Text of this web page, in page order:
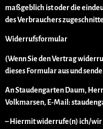
maßgeblich ist oder die
des Verbrauchers
Widerrufsformular
(Wenn Sie den Vertrag
dieses Formular aus und
An Staudengarten Daum,
Volkmarsen, E-Mail:
– Hiermit widerrufe(n) ich/wir